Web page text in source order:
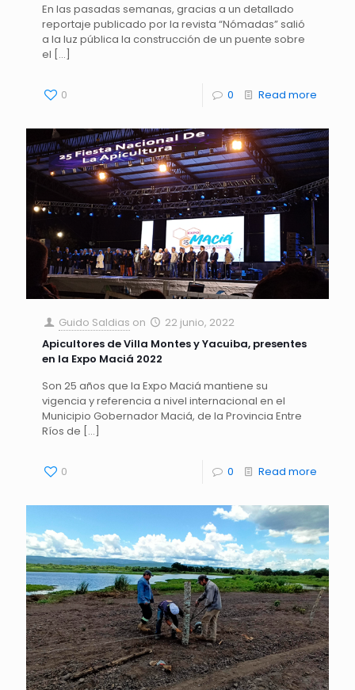
En las pasadas semanas, gracias a un detallado
reportaje publicado por la revista “Nómadas” salió
a la luz pública la construcción de un puente sobre
el […]
0 0 Read more
Guido Saldias on
22 junio, 2022
Apicultores de Villa Montes y Yacuiba, presentes
en la Expo Maciá 2022
Son 25 años que la Expo Maciá mantiene su
vigencia y referencia a nivel internacional en el
Municipio Gobernador Maciá, de la Provincia Entre
Ríos de […]
0 0 Read more